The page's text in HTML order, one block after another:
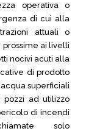
operativa o
di cui alla
attuali o
prossime ai livelli
nocivi acuti alla
di prodotto
superficiali
pozzi ad utilizzo
di incendi
solo